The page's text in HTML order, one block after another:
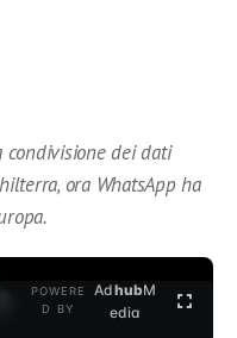
condivisione dei dati
ora WhatsApp ha
POWERE
D BY
AdhubM
edia